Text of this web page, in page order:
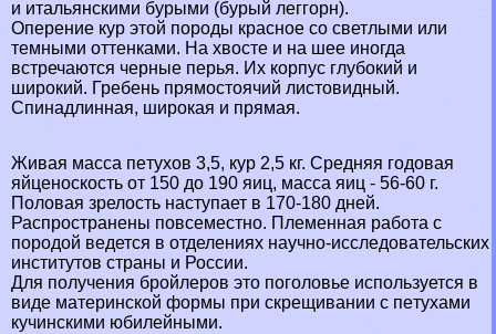
и итальянскими бурыми (бурый леггорн).
Оперение кур этой породы красное со светлыми или
темными оттенками. На хвосте и на шее иногда
встречаются черные перья. Их корпус глубокий и
широкий. Гребень прямостоячий листовидный.
Спинадлинная, широкая и прямая.
Живая масса пeтyxов 3,5, кур 2,5 кг. Средняя годовая
яйценоскость от 150 до 190 яиц, масса яиц - 56-60 г.
Пoлoвая зрелость наступает в 170-180 дней.
Распространены повсеместно. Племенная работа с
породой ведется в отделениях научно-исследовательских
институтов страны и России.
Для получения бройлеров это поголовье используется в
виде материнской формы при скрещивании с пeтyxами
кучинскими юбилейными.